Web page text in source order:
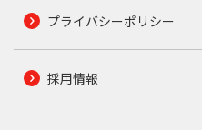
プライバシーポリシー
採用情報